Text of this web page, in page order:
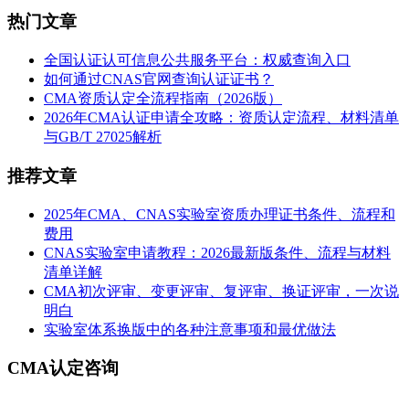
热门文章
全国认证认可信息公共服务平台：权威查询入口
如何通过CNAS官网查询认证证书？
CMA资质认定全流程指南（2026版）
2026年CMA认证申请全攻略：资质认定流程、材料清单
与GB/T 27025解析
推荐文章
2025年CMA、CNAS实验室资质办理证书条件、流程和
费用
CNAS实验室申请教程：2026最新版条件、流程与材料
清单详解
CMA初次评审、变更评审、复评审、换证评审，一次说
明白
实验室体系换版中的各种注意事项和最优做法
CMA认定咨询